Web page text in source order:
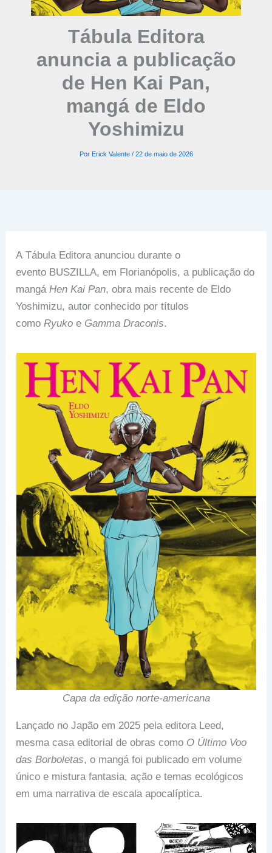
Tábula Editora
anuncia a publicação
de Hen Kai Pan,
mangá de Eldo
Yoshimizu
Por Erick Valente / 22 de maio de 2026
A Tábula Editora anunciou durante o
evento BUSZILLA, em Florianópolis, a publicação do
mangáHen Kai Pan, obra mais recente de Eldo
Yoshimizu, autor conhecido por títulos
comoRyuko e Gamma Draconis.
Capa da edição norte-americana
Lançado no Japão em 2025 pela editora Leed,
mesma casa editorial de obras como O Último Voo
das Borboletas, o mangá foi publicado em volume
único e mistura fantasia, ação e temas ecológicos
em uma narrativa de escala apocalíptica.